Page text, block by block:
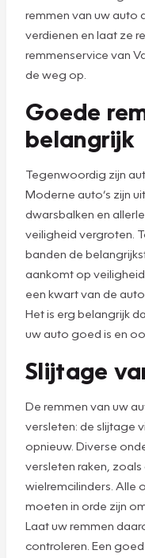
remmen van uw auto
verdienen en laat ze
remmenservice van
de weg op.
Goede
belangrijk
Tegenwoordig zijn
Moderne auto’s zijn
dwarsbalken en
veiligheid vergroten.
banden de
aankomt op
een kwart van de
Het is erg belangrijk
uw auto goed is en
Slijtage
De remmen van uw
versleten: de slijtage
opnieuw. Diverse
versleten raken,
wielremcilinders. Alle
moeten in orde zijn
Laat uw remmen
controleren. Een